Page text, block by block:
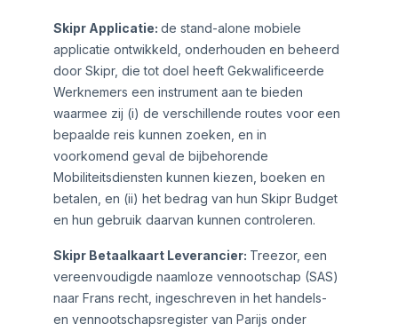
Skipr Applicatie: de stand-alone mobiele
applicatie ontwikkeld, onderhouden en beheerd
door Skipr, die tot doel heeft Gekwalificeerde
Werknemers een instrument aan te bieden
waarmee zij (i) de verschillende routes voor een
bepaalde reis kunnen zoeken, en in
voorkomend geval de bijbehorende
Mobiliteitsdiensten kunnen kiezen, boeken en
betalen, en (ii) het bedrag van hun Skipr Budget
en hun gebruik daarvan kunnen controleren.
Skipr Betaalkaart Leverancier: Treezor, een
vereenvoudigde naamloze vennootschap (SAS)
naar Frans recht, ingeschreven in het handels-
en vennootschapsregister van Parijs onder